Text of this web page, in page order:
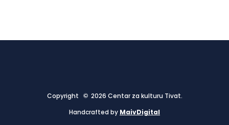
Copyright © 2026 Centar za kulturu Tivat.
Handcrafted by MaivDigital